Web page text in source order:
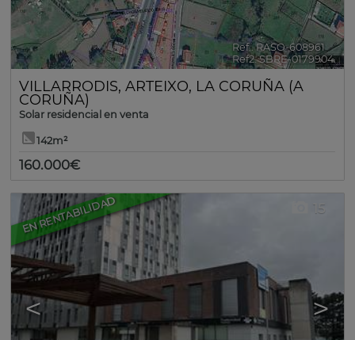
Ref.. RASO-608961 🔗
Ref2. SBRE-0179904
VILLARRODIS, ARTEIXO, LA CORUÑA (A
CORUÑA)
Solar residencial en venta
142m²
160.000€
EN RENTABILIDAD
< >
15